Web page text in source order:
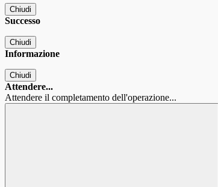
Chiudi
Successo
Chiudi
Informazione
Chiudi
Attendere...
Attendere il completamento dell'operazione...